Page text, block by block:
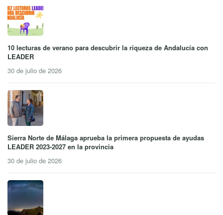
10 lecturas de verano para descubrir la riqueza de Andalucía con
LEADER
30 de julio de 2026
Sierra Norte de Málaga aprueba la primera propuesta de ayudas
LEADER 2023-2027 en la provincia
30 de julio de 2026